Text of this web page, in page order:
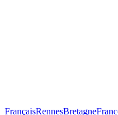
FrançaisRennesBretagne